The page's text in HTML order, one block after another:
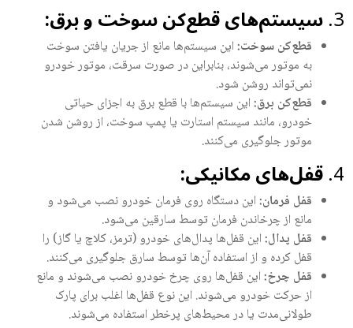
سیستم‌های قطع‌کن سوخت و برق:
قطع‌کن سوخت:این سیستم‌ها مانع از جریان یافتن سوخت
به موتور می‌شوند، بنابراین در صورت سرقت، موتور خودرو
نمی‌تواند روشن شود.
قطع‌کن برق:این سیستم‌ها با قطع برق به اجزای حیاتی
خودرو، مانند سیستم استارت یا پمپ سوخت، از روشن شدن
موتور جلوگیری می‌کنند.
قفل‌های مکانیکی:
قفل فرمان:این دستگاه روی فرمان خودرو نصب می‌شود و
مانع از چرخاندن فرمان توسط سارقین می‌شود.
قفل پدال:این قفل‌ها پدال‌های خودرو (ترمز، کلاچ یا گاز) را
قفل کرده و از استفاده آن‌ها توسط سارق جلوگیری می‌کنند.
قفل چرخ:این قفل‌ها روی چرخ خودرو نصب می‌شوند و مانع
از حرکت خودرو می‌شوند. این نوع قفل‌ها اغلب برای پارک
طولانی‌مدت یا در محیط‌های پرخطر استفاده می‌شوند.